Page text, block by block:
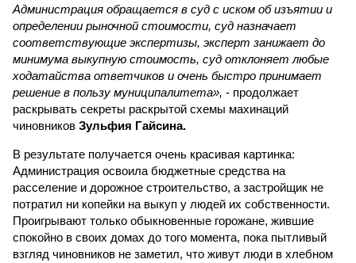
Администрация обращается в суд с иском об изъятии и
определении рыночной стоимости, суд назначает
соответствующие экспертизы, эксперт занижает до
минимума выкупную стоимость, суд отклоняет любые
ходатайства ответчиков и очень быстро принимает
решение в пользу муниципалитета», - продолжает
раскрывать секреты раскрытой схемы махинаций
чиновников Зульфия Гайсина.
В результате получается очень красивая картинка:
Администрация освоила бюджетные средства на
расселение и дорожное строительство, а застройщик не
потратил ни копейки на выкуп у людей их собственности.
Проигрывают только обыкновенные горожане, жившие
спокойно в своих домах до того момента, пока пытливый
взгляд чиновников не заметил, что живут люди в хлебном